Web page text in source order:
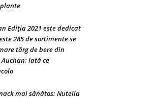
Ediţia 2021 este dedicat
285 de sortimente se
târg de bere din
Iată ce
mai sănătos: Nutella